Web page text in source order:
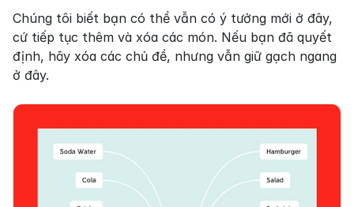
Chúng tôi biết bạn có thể vẫn có ý tưởng mới ở đây,
cứ tiếp tục thêm và xóa các món. Nếu bạn đã quyết
định, hãy xóa các chủ đề, nhưng vẫn giữ gạch ngang
ở đây.